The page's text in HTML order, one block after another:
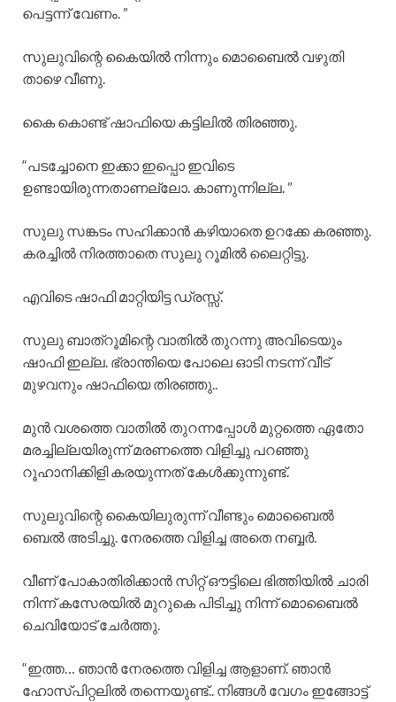
പെട്ടന്ന് വേണം. ”
സുലുവിന്റെ കൈയിൽ നിന്നും മൊബൈൽ വഴുതി
താഴെ വീണു.
കൈ കൊണ്ട് ഷാഫിയെ കട്ടിലിൽ തിരഞ്ഞു.
“പടച്ചോനെ ഇക്കാ ഇപ്പൊ ഇവിടെ
ഉണ്ടായിരുന്നതാണല്ലോ. കാണുന്നില്ല. ”
സുലു സങ്കടം സഹിക്കാൻ കഴിയാതെ ഉറക്കേ കരഞ്ഞു.
കരച്ചിൽ നിരത്താതെ സുലു റൂമിൽ ലൈറ്റിട്ടു.
എവിടെ ഷാഫി മാറ്റിയിട്ട ഡ്രസ്സ്‌.
സുലു ബാത്‌റൂമിന്റെ വാതിൽ തുറന്നു അവിടെയും
ഷാഫി ഇല്ല. ഭ്രാന്തിയെ പോലെ ഓടി നടന്ന് വീട്
മുഴവനും ഷാഫിയെ തിരഞ്ഞു..
മുൻ വശത്തെ വാതിൽ തുറന്നപ്പോൾ മുറ്റത്തെ ഏതോ
മരച്ചില്ലയിരുന്ന് മരണത്തെ വിളിച്ചു പറഞ്ഞു
റൂഹാനിക്കിളി കരയുന്നത് കേൾക്കുന്നുണ്ട്.
സുലുവിന്റെ കൈയിലുരുന്ന് വീണ്ടും മൊബൈൽ
ബെൽ അടിച്ചു. നേരത്തെ വിളിച്ച അതെ നബ്ബർ.
വീണ് പോകാതിരിക്കാൻ സിറ്റ് ഔട്ടിലെ ഭിത്തിയിൽ ചാരി
നിന്ന് കസേരയിൽ മുറുകെ പിടിച്ചു നിന്ന് മൊബൈൽ
ചെവിയോട് ചേർത്തു.
“ഇത്ത… ഞാൻ നേരത്തെ വിളിച്ച ആളാണ്. ഞാൻ
ഹോസ്പിറ്റലിൽ തന്നെയുണ്ട്.. നിങ്ങൾ വേഗം ഇങ്ങോട്ട്